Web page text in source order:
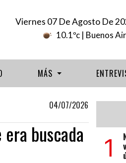
Viernes 07 De Agosto De
10.1ºc | Buenos
MÁS
04/07/2026
buscada
1